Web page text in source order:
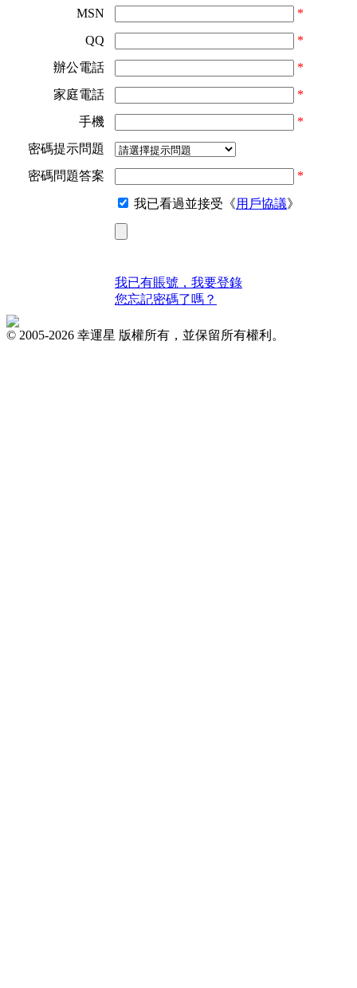
MSN
*
QQ
*
辦公電話
*
家庭電話
*
手機
*
密碼提示問題
密碼問題答案
*
我已看過並接受《用戶協議》
我已有賬號，我要登錄
您忘記密碼了嗎？
© 2005-2026 幸運星 版權所有，並保留所有權利。